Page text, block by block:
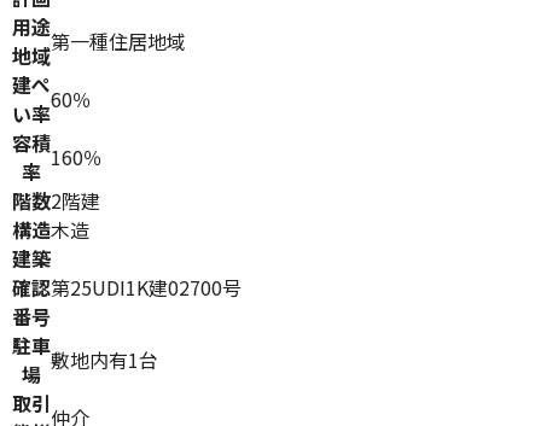
用途
地域第一種住居地域
建ぺ
い率60％
容積
率 160％
階数2階建
構造木造
建築
確認
番号
第25UDI1K建02700号
駐車
場 敷地内有1台
取引仲介